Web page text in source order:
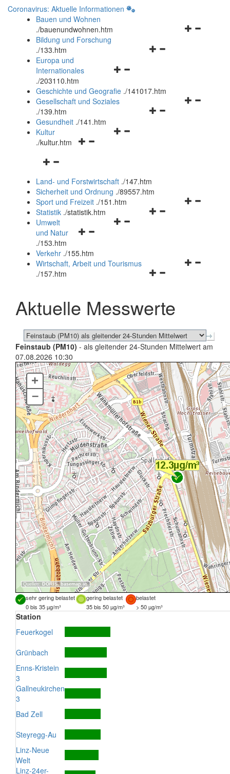
Coronavirus: Aktuelle Informationen
Bauen und Wohnen
./bauenundwohnen.htm
Navigationsmenü
Bildung und Forschung
./133.htm
Navigationsmenü
und
schließen
Europa und
Internationales
./203110.htm
Geschichte und Geografie ./141017.htm
Navigationsmenü
Gesellschaft und Soziales
./139.htm
Navigationsmenü
Gesundheit ./141.htm
Navigationsmenü
Kultur
./kultur.htm
Navigationsmenü
und
schließen
Land- und Forstwirtschaft ./147.htm
Sicherheit und Ordnung ./89557.htm
Navigationsmenü
Sport und Freizeit ./151.htm
Navigationsmenü
Statistik ./statistik.htm
Navigationsmenü
und
schließen
Umwelt
und Natur
./153.htm
Verkehr ./155.htm
Navigationsmenü
schließen
Wirtschaft, Arbeit und Tourismus
./157.htm
Aktuelle Messwerte
Feinstaub (PM10) - als gleitender 24-Stunden Mittelwert am
07.08.2026 10:30
Quellen: DORIS, basemap.at
+
–
sehr gering belastet gering belastet
belastet
0 bis 35 µg/m³
35 bis 50 µg/m³ > 50 µg/m³
Station
Feuerkogel
Grünbach
Enns-Kristein
3
Gallneukirchen
3
Bad Zell
Steyregg-Au
Linz-Neue
Welt
Linz-24er-